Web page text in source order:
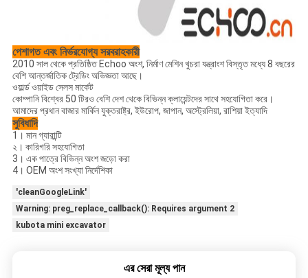
পেশাগত এবং নির্ভরযোগ্য সরবরাহকারী
2010 সাল থেকে প্রতিষ্ঠিত Echoo অংশ, নির্মাণ মেশিন খুচরা যন্ত্রাংশ বিস্তৃত মধ্যে 8 বছরের
বেশি আন্তর্জাতিক ট্রেডিং অভিজ্ঞতা আছে।
ওয়ার্ল্ড ওয়াইড সেলস মার্কেট
কোম্পানি বিশ্বের 50 টিরও বেশি দেশ থেকে বিভিন্ন ক্লায়েন্টদের সাথে সহযোগিতা করে।
আমাদের প্রধান বাজার মার্কিন যুক্তরাষ্ট্র, ইউরোপ, জাপান, অস্ট্রেলিয়া, রাশিয়া ইত্যাদি
সুবিধাদি
1। মান গ্যারান্টি
২। কারিগরি সহযোগিতা
3। এক পাত্রে বিভিন্ন অংশ জড়ো করা
4। OEM অংশ সংখ্যা নির্দেশিকা
'cleanGoogleLink'
Warning: preg_replace_callback(): Requires argument 2
kubota mini excavator
এর সেরা মূল্য পান